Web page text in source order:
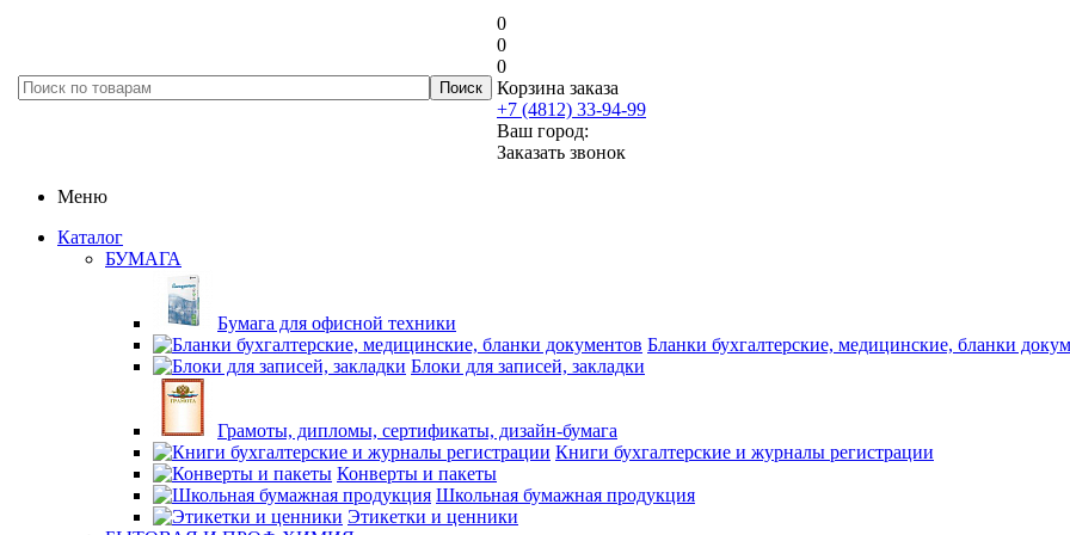
0
0
0
Корзина заказа
+7 (4812) 33-94-99
Ваш город:
Заказать звонок
Меню
Каталог
БУМАГА
Бумага для офисной техники
Бланки бухгалтерские, медицинские, бланки
Блоки для записей, закладки
Грамоты, дипломы, сертификаты, дизайн-бумага
Книги бухгалтерские и журналы регистрации
Конверты и пакеты
Школьная бумажная продукция
Этикетки и ценники